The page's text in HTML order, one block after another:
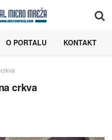
O PORTALU KONTAKT
crkva